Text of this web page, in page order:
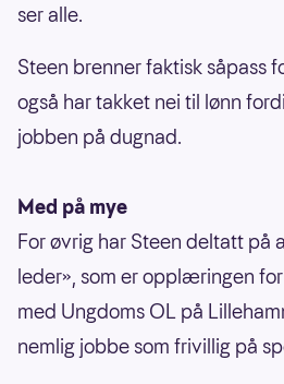
ser alle.
Steen brenner faktisk såpass
også har takket nei til lønn
jobben på dugnad.
Med på mye
For øvrig har Steen deltatt på
leder», som er opplæringen
med Ungdoms OL på
nemlig jobbe som frivillig på